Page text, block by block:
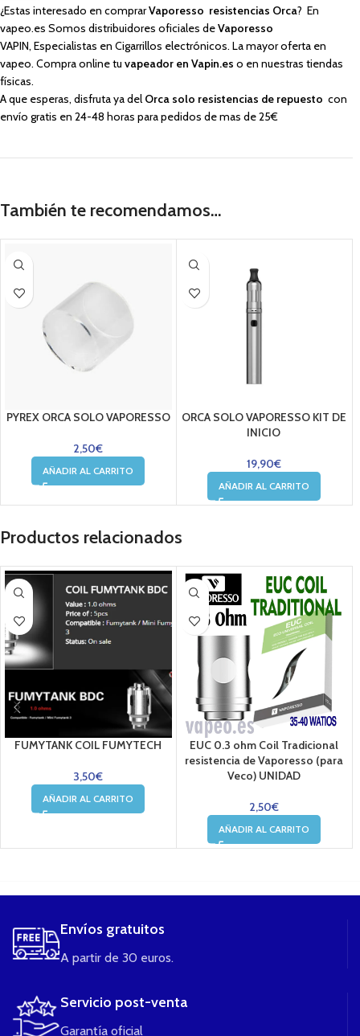
¿Estas interesado en comprarVaporesso resistencias Orca? En
vapeo.es Somos distribuidores oficiales deVaporesso
VAPIN, Especialistas en Cigarrillos electrónicos. La mayor oferta en
vapeo. Compra online tu vapeador en Vapin.es o en nuestras tiendas
físicas.
A que esperas, disfruta ya del Orca solo resistencias de repuesto con
envío gratis en 24-48 horas para pedidos de mas de 25€
También te recomendamos…
PYREX ORCA SOLO VAPORESSO
2,50€
AÑADIR AL CARRITO
ORCA SOLO VAPORESSO KIT DE
INICIO
19,90€
AÑADIR AL CARRITO
Productos relacionados
FUMYTANK COIL FUMYTECH
3,50€
AÑADIR AL CARRITO
EUC 0.3 ohm Coil Tradicional
resistencia de Vaporesso (para
Veco) UNIDAD
2,50€
AÑADIR AL CARRITO
Envíos gratuitos
A partir de 30 euros.
Servicio post-venta
Garantía oficial